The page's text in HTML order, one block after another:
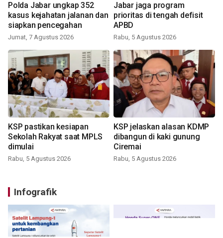
Polda Jabar ungkap 352
kasus kejahatan jalanan dan
siapkan pencegahan
Jumat, 7 Agustus 2026
Jabar jaga program
prioritas di tengah defisit
APBD
Rabu, 5 Agustus 2026
KSP pastikan kesiapan
Sekolah Rakyat saat MPLS
dimulai
Rabu, 5 Agustus 2026
KSP jelaskan alasan KDMP
dibangun di kaki gunung
Ciremai
Rabu, 5 Agustus 2026
Infografik